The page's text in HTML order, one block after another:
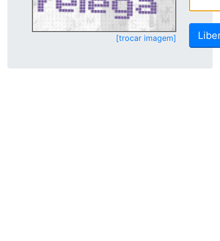
[trocar imagem]